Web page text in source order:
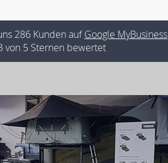
286 Kunden aufGoogle MyBusiness
von 5 Sternen bewertet